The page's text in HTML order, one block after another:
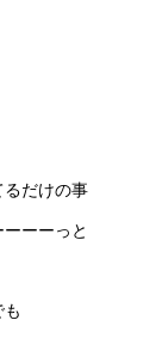
るだけの事
ーーっと